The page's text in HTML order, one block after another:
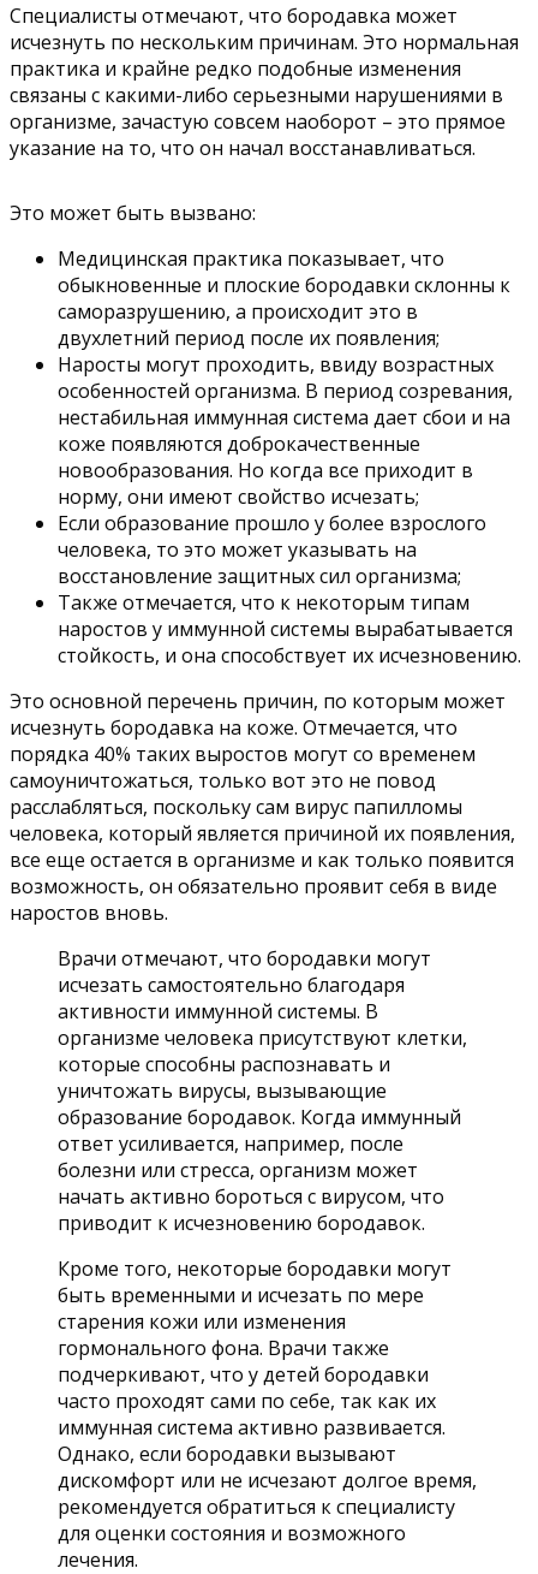
Специалисты отмечают, что бородавка может
исчезнуть по нескольким причинам. Это нормальная
практика и крайне редко подобные изменения
связаны с какими-либо серьезными нарушениями в
организме, зачастую совсем наоборот – это прямое
указание на то, что он начал восстанавливаться.
Это может быть вызвано:
Медицинская практика показывает, что
обыкновенные и плоские бородавки склонны к
саморазрушению, а происходит это в
двухлетний период после их появления;
Наросты могут проходить, ввиду возрастных
особенностей организма. В период созревания,
нестабильная иммунная система дает сбои и на
коже появляются доброкачественные
новообразования. Но когда все приходит в
норму, они имеют свойство исчезать;
Если образование прошло у более взрослого
человека, то это может указывать на
восстановление защитных сил организма;
Также отмечается, что к некоторым типам
наростов у иммунной системы вырабатывается
стойкость, и она способствует их исчезновению.
Это основной перечень причин, по которым может
исчезнуть бородавка на коже. Отмечается, что
порядка 40% таких выростов могут со временем
самоуничтожаться, только вот это не повод
расслабляться, поскольку сам вирус папилломы
человека, который является причиной их появления,
все еще остается в организме и как только появится
возможность, он обязательно проявит себя в виде
наростов вновь.
Врачи отмечают, что бородавки могут
исчезать самостоятельно благодаря
активности иммунной системы. В
организме человека присутствуют клетки,
которые способны распознавать и
уничтожать вирусы, вызывающие
образование бородавок. Когда иммунный
ответ усиливается, например, после
болезни или стресса, организм может
начать активно бороться с вирусом, что
приводит к исчезновению бородавок.
Кроме того, некоторые бородавки могут
быть временными и исчезать по мере
старения кожи или изменения
гормонального фона. Врачи также
подчеркивают, что у детей бородавки
часто проходят сами по себе, так как их
иммунная система активно развивается.
Однако, если бородавки вызывают
дискомфорт или не исчезают долгое время,
рекомендуется обратиться к специалисту
для оценки состояния и возможного
лечения.